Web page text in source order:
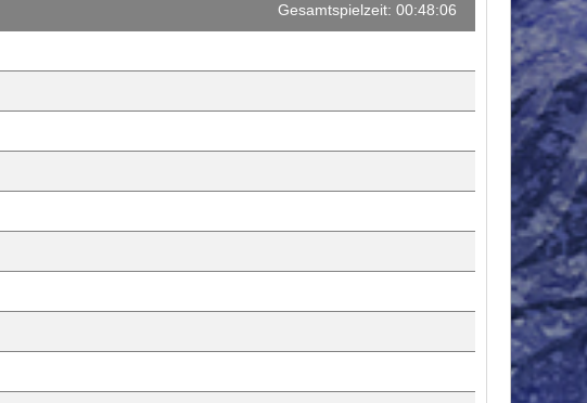
Gesamtspielzeit: 00:48:06